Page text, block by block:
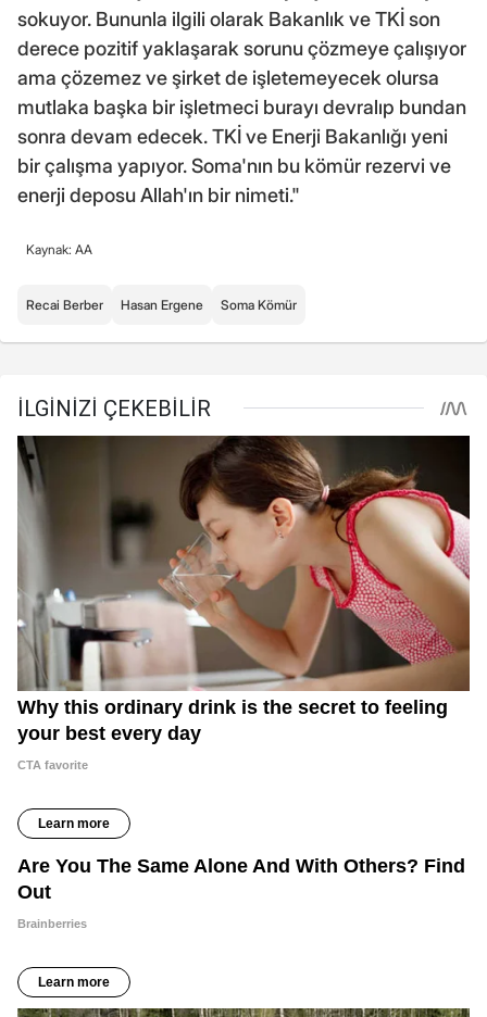
sokuyor. Bununla ilgili olarak Bakanlık ve TKİ son
derece pozitif yaklaşarak sorunu çözmeye çalışıyor
ama çözemez ve şirket de işletemeyecek olursa
mutlaka başka bir işletmeci burayı devralıp bundan
sonra devam edecek. TKİ ve Enerji Bakanlığı yeni
bir çalışma yapıyor. Soma'nın bu kömür rezervi ve
enerji deposu Allah'ın bir nimeti."
Kaynak: AA
Recai Berber Hasan Ergene Soma Kömür